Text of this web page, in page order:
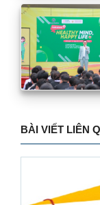
20-08-2025
Thông báo
học 2025 - 2026
16-07-2025
Hướng dẫn
BÀI VIẾT LIÊN